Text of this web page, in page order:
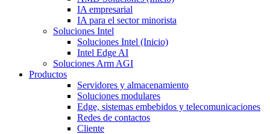
IA empresarial
IA para el sector minorista
Soluciones Intel
Soluciones Intel (Inicio)
Intel Edge AI
Soluciones Arm AGI
Productos
Servidores y almacenamiento
Soluciones modulares
Edge, sistemas embebidos y telecomunicaciones
Redes de contactos
Cliente